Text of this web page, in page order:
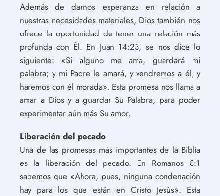
Además de darnos esperanza en relación a
nuestras necesidades materiales, Dios también nos
ofrece la oportunidad de tener una relación más
profunda con Él. En Juan 14:23, se nos dice lo
siguiente: «Si alguno me ama, guardará mi
palabra; y mi Padre le amará, y vendremos a él, y
haremos con él morada». Esta promesa nos llama a
amar a Dios y a guardar Su Palabra, para poder
experimentar aún más Su amor.
Liberación del pecado
Una de las promesas más importantes de la Biblia
es la liberación del pecado. En Romanos 8:1
sabemos que «Ahora, pues, ninguna condenación
hay para los que están en Cristo Jesús». Esta